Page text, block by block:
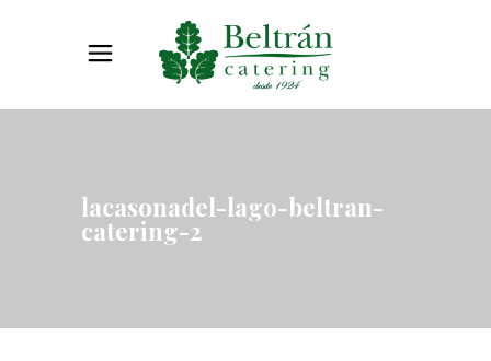
lacasonadel-lago-beltran-
catering-2